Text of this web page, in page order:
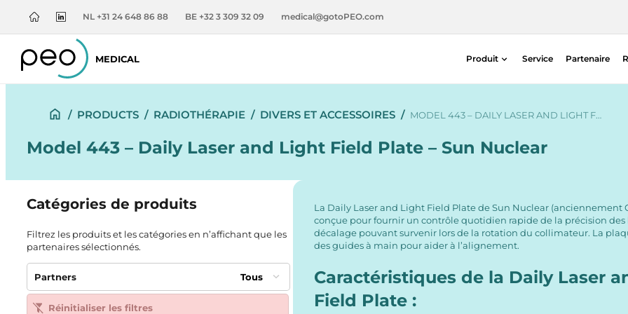
NL +31 24 648 86 88 BE +32 3 309 32 09 medical@gotoPEO.com
MEDICAL Produit
Imagerie diagnostique
Médecine nucléaire
Service Partenaire
/ PRODUCTS / RADIOTHÉRAPIE / DIVERS ET ACCESSOIRES / MODEL 443 – DAILY LASER AND LIGHT F…
Model 443 – Daily Laser and Light Field Plate – Sun Nuclear
Catégories de produits
Filtrez les produits et les catégories en n’affichant que les
partenaires sélectionnés.
Partners Tous
Réinitialiser les filtres
La Daily Laser and Light Field Plate de Sun Nuclear (anciennement
conçue pour fournir un contrôle quotidien rapide de la précision des
décalage pouvant survenir lors de la rotation du collimateur. La
des guides à main pour aider à l’alignement.
Caractéristiques de la Daily Laser
Field Plate :